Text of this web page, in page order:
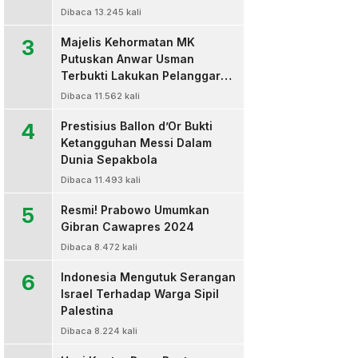
Dibaca 13.245 kali
3
Majelis Kehormatan MK
Putuskan Anwar Usman
Terbukti Lakukan Pelanggaran
Berat Kode Etik dan
Dibaca 11.562 kali
4
Prestisius Ballon d’Or Bukti
Ketangguhan Messi Dalam
Dunia Sepakbola
Dibaca 11.493 kali
5
Resmi! Prabowo Umumkan
Gibran Cawapres 2024
Dibaca 8.472 kali
6
Indonesia Mengutuk Serangan
Israel Terhadap Warga Sipil
Palestina
Dibaca 8.224 kali